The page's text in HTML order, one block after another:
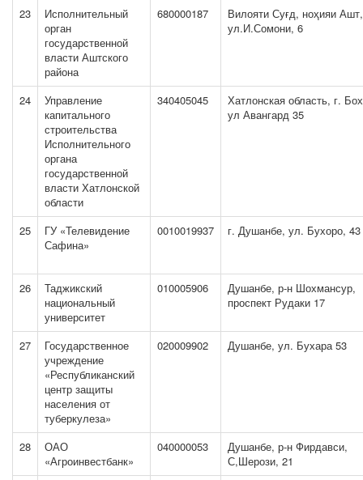
23
Исполнительный
орган
государственной
власти Аштского
района
680000187
Вилояти Суғд, ноҳияи Ашт,
ул.И.Сомони, 6
24
Управление
капитального
строительства
Исполнительного
органа
государственной
власти Хатлонской
области
340405045
Хатлонская область, г.
ул Авангард 35
25
ГУ «Телевидение
Сафина»
0010019937 г. Душанбе, ул. Бухоро, 43
26
Таджикский
национальный
университет
010005906
Душанбе, р-н Шохмансур,
проспект Рудаки 17
27
Государственное
учреждение
«Республиканский
центр защиты
населения от
туберкулеза»
020009902 Душанбе, ул. Бухара 53
28
ОАО
«Агроинвестбанк»
040000053
Душанбе, р-н Фирдавси,
С,Шерози, 21